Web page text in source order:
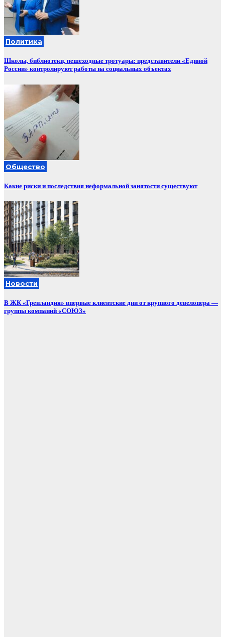
Политика
Школы, библиотеки, пешеходные тротуары: представители «Единой
России» контролируют работы на социальных объектах
Общество
Какие риски и последствия неформальной занятости существуют
Новости
В ЖК «Гренландия» впервые клиентские дни от крупного девелопера —
группы компаний «СОЮЗ»